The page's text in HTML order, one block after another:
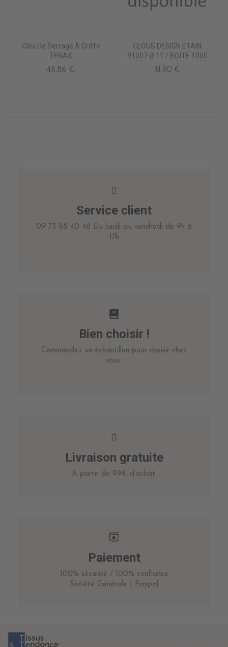
Clés De Serrage À Griffe
TENAX
48,86 €
CLOUS DESIGN ETAIN
91007 Ø 11 / BOITE 1000
31,90 €
Service client
09 73 88 40 48 Du lundi au vendredi de 9h à
17h
Bien choisir !
Commandez un échantillon pour choisir chez
vous.
Livraison gratuite
A partir de 99€ d’achat.
Paiement
100% sécurisé / 100% confiance
Société Générale | Paypal